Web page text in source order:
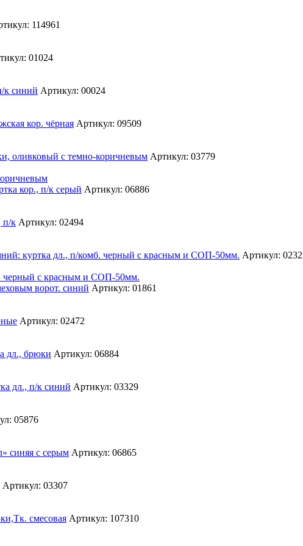
114961
01024
Артикул: 00024
Артикул: 09509
Артикул: 03779
Артикул: 06886
Артикул: 02494
Артикул:
с красным и СОП-50мм.
Артикул: 01861
Артикул: 02472
Артикул: 06884
Артикул: 03329
05876
Артикул: 06865
Артикул: 03307
Артикул: 107310